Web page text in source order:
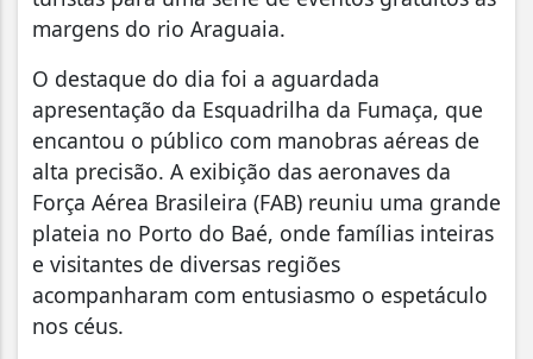
margens do rio Araguaia.
O destaque do dia foi a aguardada
apresentação da Esquadrilha da Fumaça, que
encantou o público com manobras aéreas de
alta precisão. A exibição das aeronaves da
Força Aérea Brasileira (FAB) reuniu uma grande
plateia no Porto do Baé, onde famílias inteiras
e visitantes de diversas regiões
acompanharam com entusiasmo o espetáculo
nos céus.